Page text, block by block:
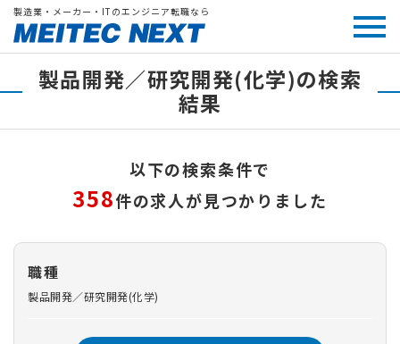
製造業・メーカー・ITのエンジニア転職なら
製品開発／研究開発(化学)の検索
結果
以下の検索条件で
358件の求人が見つかりました
職種
製品開発／研究開発(化学)